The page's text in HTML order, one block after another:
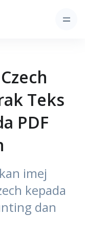
Teks
PDF
imej
kepada
dan